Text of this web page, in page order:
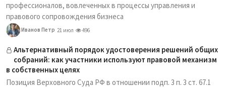
профессионалов, вовлеченных в процессы управления и
правового сопровождения бизнеса
Иванов Петр 21 июл 496
Альтернативный порядок удостоверения решений общих
собраний: как участники используют правовой механизм
в собственных целях
Позиция Верховного Суда РФ в отношении подп. 3 п. 3 ст. 67.1